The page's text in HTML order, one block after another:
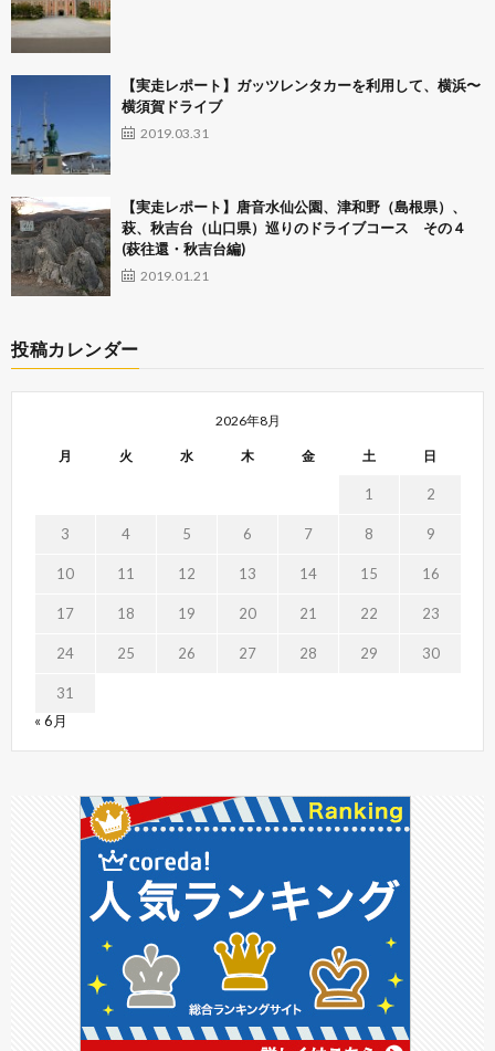
【実走レポート】ガッツレンタカーを利用して、横浜〜
横須賀ドライブ
2019.03.31
【実走レポート】唐音水仙公園、津和野（島根県）、
萩、秋吉台（山口県）巡りのドライブコース その４
(萩往還・秋吉台編)
2019.01.21
投稿カレンダー
2026年8月
月 火 水 木 金 土 日
1 2
3 4 5 6 7 8 9
10 11 12 13 14 15 16
17 18 19 20 21 22 23
24 25 26 27 28 29 30
31
« 6月